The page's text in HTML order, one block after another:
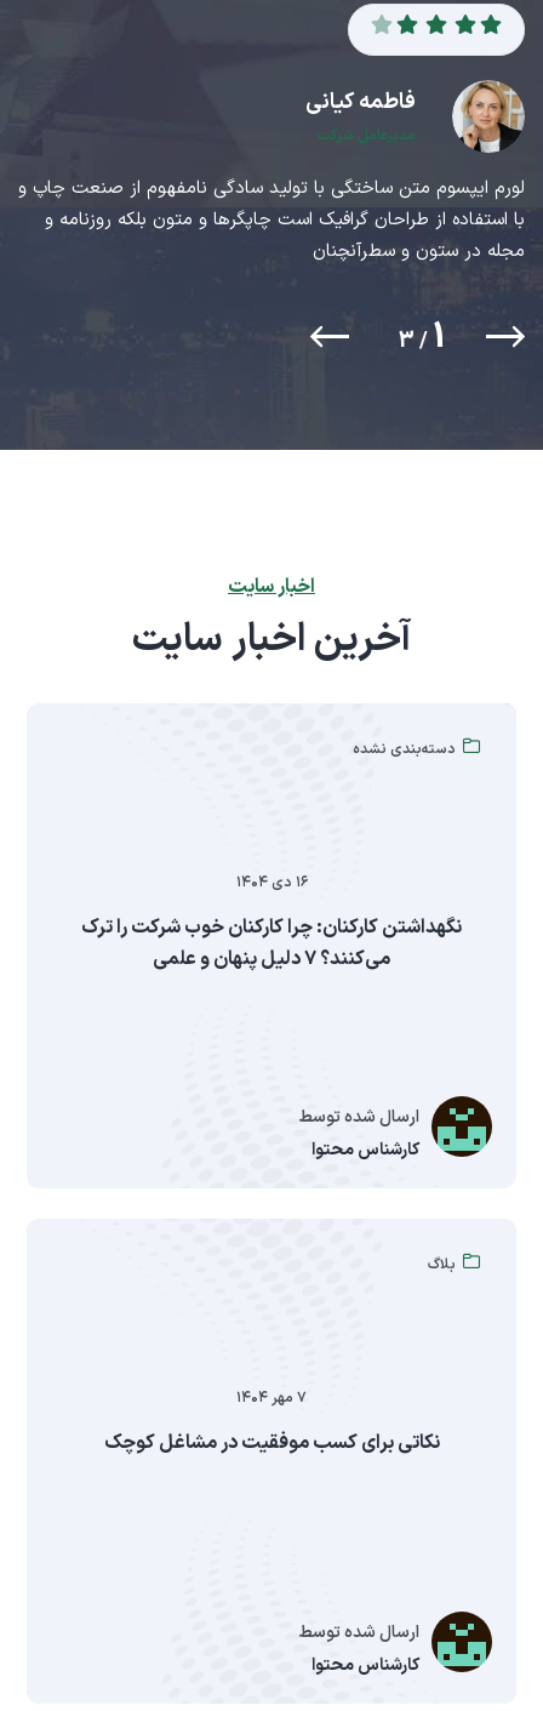
فاطمه کیانی
مدیرعامل شرکت
لورم ایپسوم متن ساختگی با تولید سادگی نامفهوم از صنعت چاپ و
با استفاده از طراحان گرافیک است چاپگرها و متون بلکه روزنامه و
مجله در ستون و سطرآنچنان
1
/
3
اخبار سایت
آخرین اخبار سایت
دسته‌بندی نشده
۱۶ دی ۱۴۰۴
نگهداشتن کارکنان: چرا کارکنان خوب شرکت را ترک
می‌کنند؟ ۷ دلیل پنهان و علمی
ارسال شده توسط
کارشناس محتوا
بلاگ
۷ مهر ۱۴۰۴
نکاتی برای کسب موفقیت در مشاغل کوچک
ارسال شده توسط
کارشناس محتوا